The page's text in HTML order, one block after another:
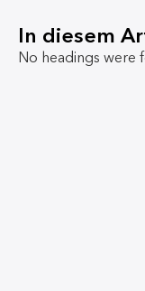
In diesem
No headings were